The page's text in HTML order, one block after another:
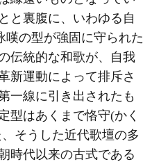
と裏腹に、いわゆる自
の型が強固に守られた
伝統的な和歌が、自我
新運動によって排斥さ
一線に引き出されたも
型はあくまで恪守(かく
そうした近代歌壇の多
時代以来の古式である